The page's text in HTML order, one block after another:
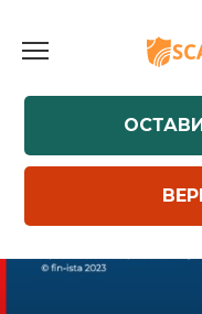
содержанию